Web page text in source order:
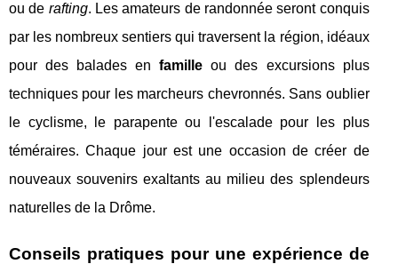
ou de rafting. Les amateurs de randonnée seront conquis
par les nombreux sentiers qui traversent la région, idéaux
pour des balades enfamille ou des excursions plus
techniques pour les marcheurs chevronnés. Sans oublier
le cyclisme, le parapente ou l'escalade pour les plus
téméraires. Chaque jour est une occasion de créer de
nouveaux souvenirs exaltants au milieu des splendeurs
naturelles de la Drôme.
Conseils pratiques pour une expérience de